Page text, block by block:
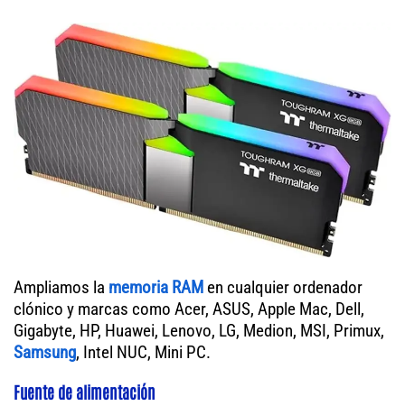
Ampliamos la memoria RAM en cualquier ordenador
clónico y marcas como Acer, ASUS, Apple Mac, Dell,
Gigabyte, HP, Huawei, Lenovo, LG, Medion, MSI, Primux,
Samsung, Intel NUC, Mini PC.
Fuente de alimentación